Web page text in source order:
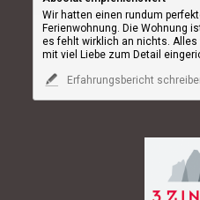
Wir hatten einen rundum
Ferienwohnung. Die Wohnung
es fehlt wirklich an nichts. Alles
mit viel Liebe zum Detail
Erfahrungsbericht